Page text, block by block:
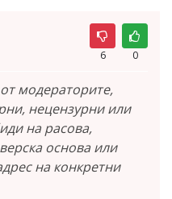
6 0
модераторите,
нецензурни или
на расова,
основа или
на конкретни